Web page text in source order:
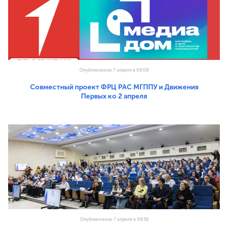
Опубликовано 7 апреля в 09:08
Совместный проект ФРЦ РАС МГППУ и Движения
Первых ко 2 апреля
Опубликовано 7 апреля в 08:56